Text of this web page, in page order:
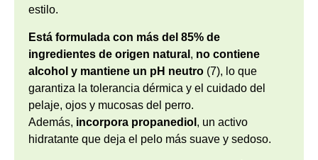
estilo.
Está formulada con más del 85% de
ingredientes de origen natural , no contiene
alcohol y mantiene un pH neutro (7), lo que
garantiza la tolerancia dérmica y el cuidado del
pelaje, ojos y mucosas del perro.
Además, incorpora propanediol , un activo
hidratante que deja el pelo más suave y sedoso.